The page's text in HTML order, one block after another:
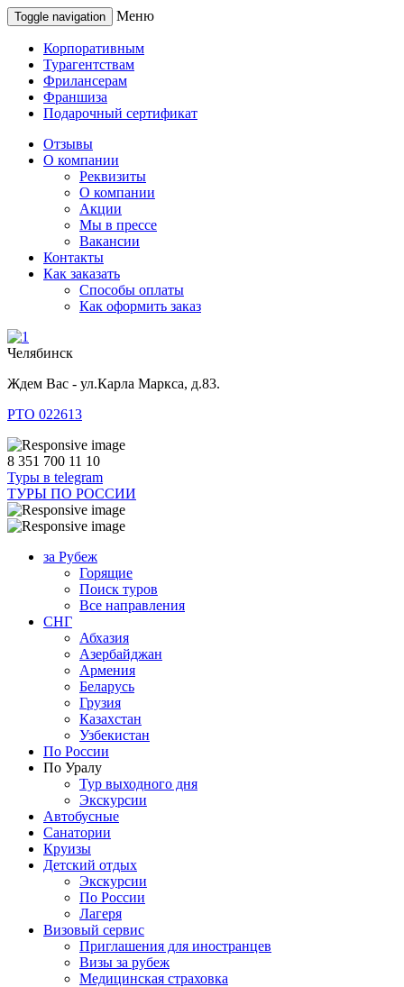
Toggle navigation Меню
Корпоративным
Турагентствам
Фрилансерам
Франшиза
Подарочный сертификат
Отзывы
О компании
Реквизиты
О компании
Акции
Мы в прессе
Вакансии
Контакты
Как заказать
Способы оплаты
Как оформить заказ
Челябинск
Ждем Вас - ул.Карла Маркса, д.83.
РТО 022613
8 351 700 11 10
Туры в telegram
ТУРЫ ПО РОССИИ
за Рубеж
Горящие
Поиск туров
Все направления
СНГ
Абхазия
Азербайджан
Армения
Беларусь
Грузия
Казахстан
Узбекистан
По России
По Уралу
Тур выходного дня
Экскурсии
Автобусные
Санатории
Круизы
Детский отдых
Экскурсии
По России
Лагеря
Визовый сервис
Приглашения для иностранцев
Визы за рубеж
Медицинская страховка